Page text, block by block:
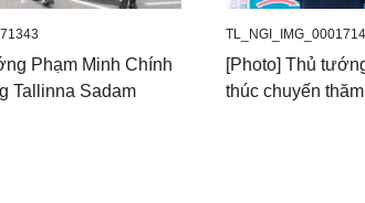
Phạm Minh Chính
Tallinna Sadam
[Photo] Thủ
thúc chuyến